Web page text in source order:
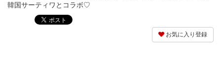
韓国サーティワとコラボ♡
お気に入り登録